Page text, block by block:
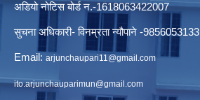
अडियो नोटिस बोर्ड न.-1618063422007
सुचना अधिकारी- विनम्रता न्यौपाने -9856053133
Email: arjunchaupari11@gmail.com
ito.arjunchauparimun@gmail.com